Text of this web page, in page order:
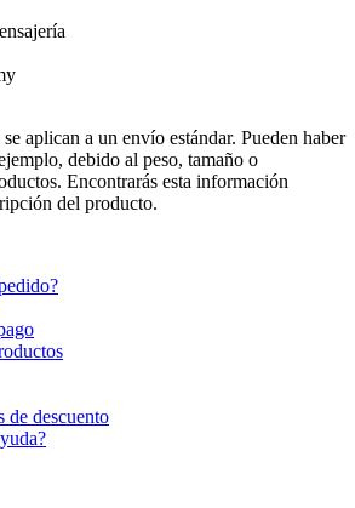
aplican a un envío estándar. Pueden haber
debido al peso, tamaño o
Encontrarás esta información
del producto.
de descuento